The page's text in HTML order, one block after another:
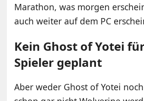
Marathon, was morgen
auch weiter auf dem PC
Kein Ghost of Yotei
Spieler geplant
Aber weder Ghost of Yotei